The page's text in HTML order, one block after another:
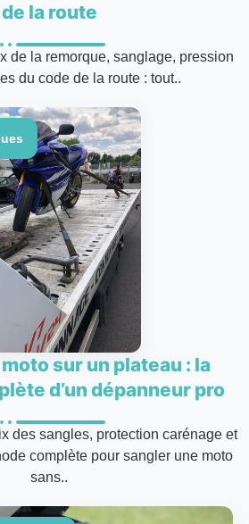
de la route
de la remorque, sanglage, pression
du code de la route : tout..
sur un plateau : la
d’un dépanneur pro
des sangles, protection carénage et
complète pour sangler une moto
sans..